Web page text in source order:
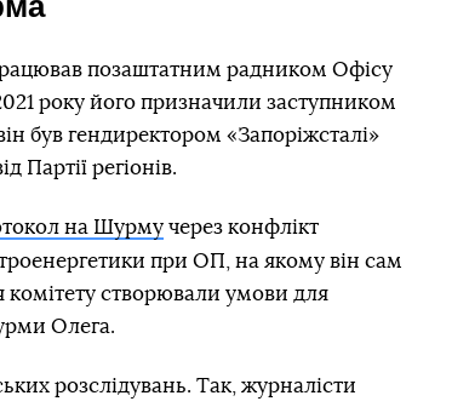
позаштатним радником Офісу
року його призначили заступником
був гендиректором «Запоріжсталі»
Партії регіонів.
на Шурму через конфлікт
при ОП, на якому він сам
створювали умови для
Олега.
розслідувань. Так, журналісти